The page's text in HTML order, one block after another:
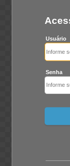
Usuário
Senha